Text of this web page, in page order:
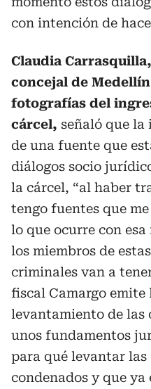
con intención de
Claudia
concejal de
fotografías del
cárcel, señaló que
de una fuente que
diálogos socio
la cárcel, “al haber
tengo fuentes que
lo que ocurre con
los miembros de
criminales van a
fiscal Camargo emite
levantamiento de las
unos fundamentos
para qué levantar las
condenados y que ya